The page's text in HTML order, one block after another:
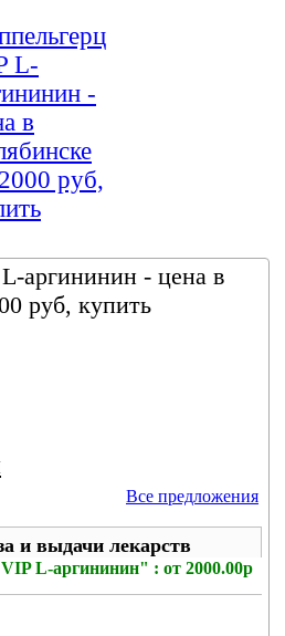
L-
-
в
руб,
аргининин - цена в
руб, купить
Все предложения
и выдачи лекарств
L-аргининин" : от 2000.00р